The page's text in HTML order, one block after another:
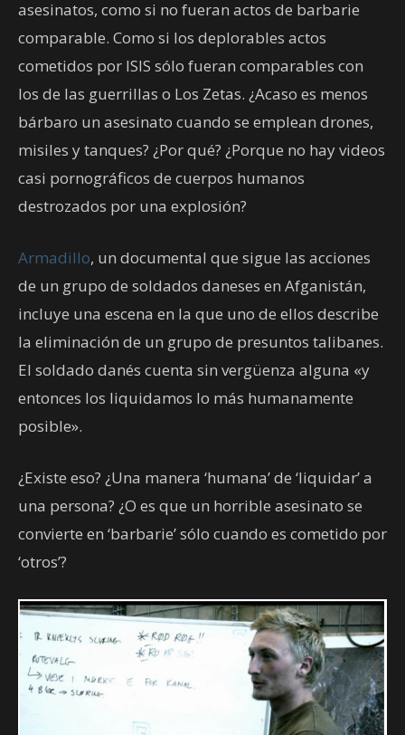
asesinatos, como si no fueran actos de barbarie
comparable. Como si los deplorables actos
cometidos por ISIS sólo fueran comparables con
los de las guerrillas o Los Zetas. ¿Acaso es menos
bárbaro un asesinato cuando se emplean drones,
misiles y tanques? ¿Por qué? ¿Porque no hay videos
casi pornográficos de cuerpos humanos
destrozados por una explosión?
Armadillo, un documental que sigue las acciones
de un grupo de soldados daneses en Afganistán,
incluye una escena en la que uno de ellos describe
la eliminación de un grupo de presuntos talibanes.
El soldado danés cuenta sin vergüenza alguna «y
entonces los liquidamos lo más humanamente
posible».
¿Existe eso? ¿Una manera ‘humana’ de ‘liquidar’ a
una persona? ¿O es que un horrible asesinato se
convierte en ‘barbarie’ sólo cuando es cometido por
‘otros’?